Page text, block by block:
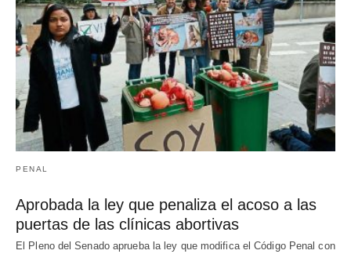
PENAL
Aprobada la ley que penaliza el acoso a las
puertas de las clínicas abortivas
El Pleno del Senado aprueba la ley que modifica el Código Penal con